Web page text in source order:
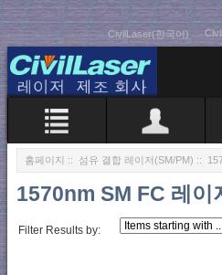
CivilLaser(한국어)
홈페이지 :: 섬유 결합 레이저(SM/PM) ::
1570nm SM FC 레이
Filter Results by: